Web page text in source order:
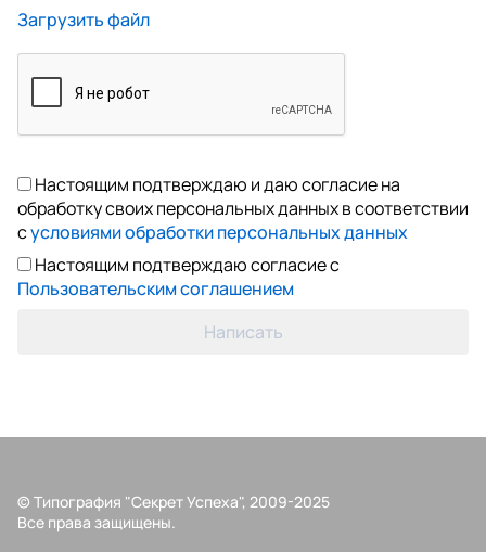
Загрузить файл
Настоящим подтверждаю и даю согласие на
обработку своих персональных данных в соответствии
сусловиями обработки персональных данных
Настоящим подтверждаю согласие с
Пользовательским соглашением
Написать
© Типография "Секрет Успеха", 2009-2025
Все права защищены.